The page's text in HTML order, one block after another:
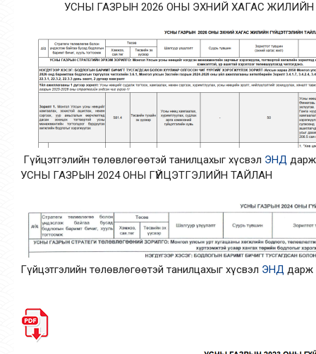
УСНЫ ГАЗРЫН 2026 ОНЫ ЭХНИЙ ХАГАС ЖИЛИЙН
Гүйцэтгэлийн төлөвлөгөөтэй танилцахыг хүсвэл ЭНД
УСНЫ ГАЗРЫН 2024 ОНЫ ГҮЙЦЭТГЭЛИЙН ТАЙЛАН
Гүйцэтгэлийн төлөвлөгөөтэй танилцахыг хүсвэл ЭНД дарж